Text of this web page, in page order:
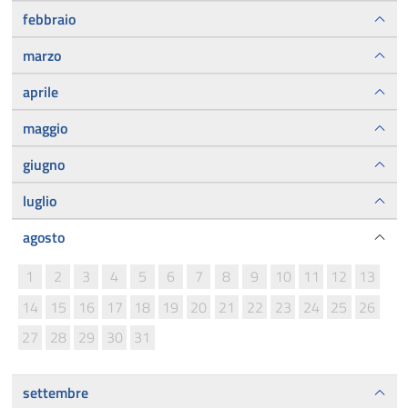
febbraio
marzo
aprile
maggio
giugno
luglio
agosto
1
2 3 4 5 6 7 8 9 10 11 12
13
14
15 16 17 18 19 20 21 22 23 24 25
26
27
28 29 30 31
settembre